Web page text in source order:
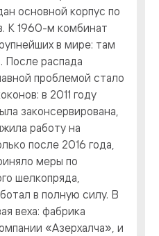
основной корпус по
К 1960-м комбинат
в мире: там
После распада
проблемой стало
в 2011 году
законсервирована,
работу на
после 2016 года,
меры по
шелкопряда,
в полную силу. В
веха: фабрика
«Азерхалча», и